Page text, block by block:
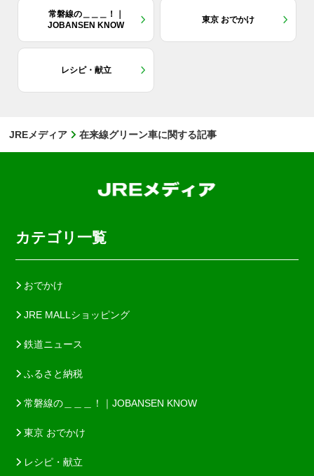
常磐線の＿＿＿！｜
JOBANSEN KNOW
東京 おでかけ
レシピ・献立
JREメディア 在来線グリーン車に関する記事
カテゴリ一覧
おでかけ
JRE MALLショッピング
鉄道ニュース
ふるさと納税
常磐線の＿＿＿！｜JOBANSEN KNOW
東京 おでかけ
レシピ・献立